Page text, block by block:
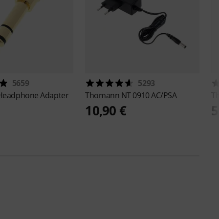
5659
Adapter
5293
Thomann NT 0910 AC/PSA
10,90 €